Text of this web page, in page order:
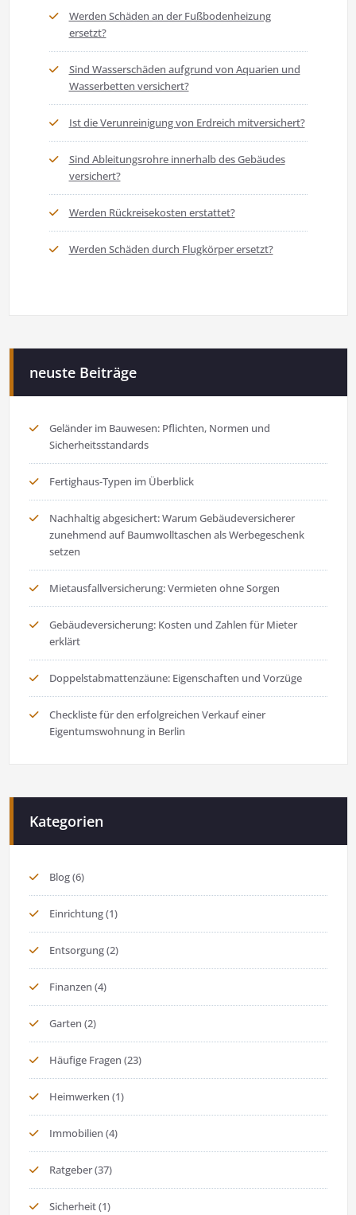
Werden Schäden an der Fußbodenheizung
ersetzt?
Sind Wasserschäden aufgrund von Aquarien und
Wasserbetten versichert?
Ist die Verunreinigung von Erdreich mitversichert?
Sind Ableitungsrohre innerhalb des Gebäudes
versichert?
Werden Rückreisekosten erstattet?
Werden Schäden durch Flugkörper ersetzt?
neuste Beiträge
Geländer im Bauwesen: Pflichten, Normen und
Sicherheitsstandards
Fertighaus-Typen im Überblick
Nachhaltig abgesichert: Warum Gebäudeversicherer
zunehmend auf Baumwolltaschen als Werbegeschenk
setzen
Mietausfallversicherung: Vermieten ohne Sorgen
Gebäudeversicherung: Kosten und Zahlen für Mieter
erklärt
Doppelstabmattenzäune: Eigenschaften und Vorzüge
Checkliste für den erfolgreichen Verkauf einer
Eigentumswohnung in Berlin
Kategorien
Blog(6)
Einrichtung(1)
Entsorgung(2)
Finanzen (4)
Garten (2)
Häufige Fragen (23)
Heimwerken (1)
Immobilien (4)
Ratgeber(37)
Sicherheit(1)